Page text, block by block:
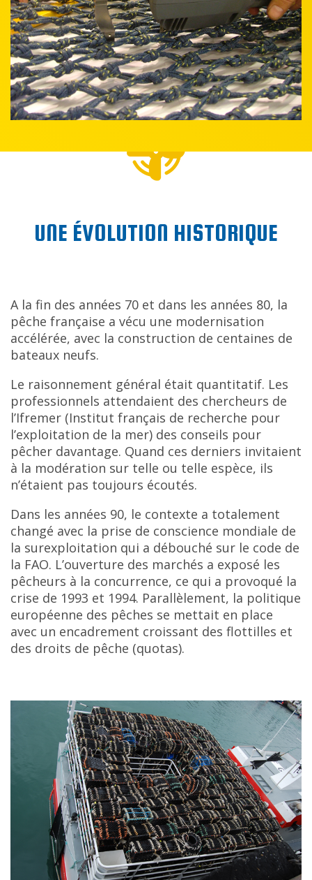
UNE ÉVOLUTION HISTORIQUE
A la fin des années 70 et dans les années 80, la
pêche française a vécu une modernisation
accélérée, avec la construction de centaines de
bateaux neufs.
Le raisonnement général était quantitatif. Les
professionnels attendaient des chercheurs de
l’Ifremer (Institut français de recherche pour
l’exploitation de la mer) des conseils pour
pêcher davantage. Quand ces derniers invitaient
à la modération sur telle ou telle espèce, ils
n’étaient pas toujours écoutés.
Dans les années 90, le contexte a totalement
changé avec la prise de conscience mondiale de
la surexploitation qui a débouché sur le code de
la FAO. L’ouverture des marchés a exposé les
pêcheurs à la concurrence, ce qui a provoqué la
crise de 1993 et 1994. Parallèlement, la politique
européenne des pêches se mettait en place
avec un encadrement croissant des flottilles et
des droits de pêche (quotas).